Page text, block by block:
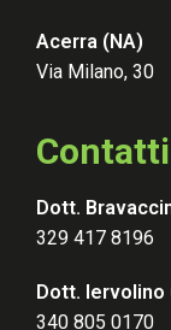
Acerra (NA)
Via Milano, 30
Contatti
Dott.
329 417 8196
Dott. Iervolino
340 805 0170